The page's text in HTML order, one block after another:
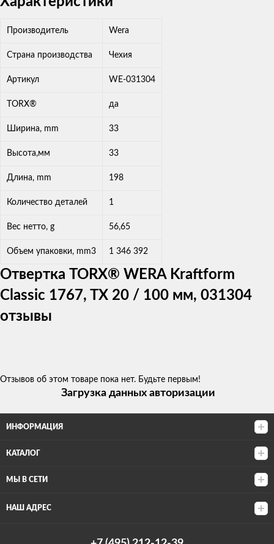
Производитель Wera
Страна производства Чехия
Артикул WE-031304
TORX® да
Ширина, mm 33
Высота,мм 33
Длина, mm 198
Количество деталей 1
Вес нетто, g 56,65
Объем упаковки, mm3 1 346 392
Отвертка TORX® WERA Kraftform
Classic 1767, TX 20 / 100 мм, 031304
отзывы
Отзывов об этом товаре пока нет. Будьте первым!
Загрузка данных авторизации
ИНФОРМАЦИЯ
КАТАЛОГ
МЫ В СЕТИ
НАШ АДРЕС